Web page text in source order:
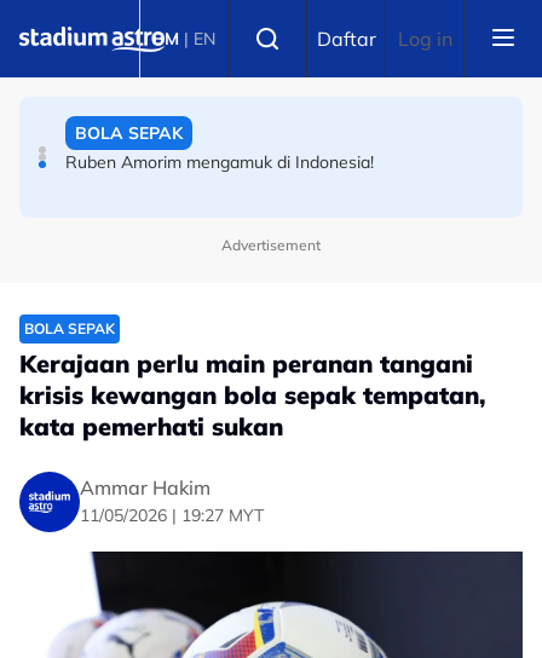
BM | EN Daftar Log in
Ruben Amorim mengamuk di Indonesia!
BOLA SEPAK
Ultras Indonesia terus memberontak tekan Erick Thohir
Advertisement
BOLA SEPAK
Kerajaan perlu main peranan tangani
krisis kewangan bola sepak tempatan,
kata pemerhati sukan
Ammar Hakim
11/05/2026 | 19:27 MYT